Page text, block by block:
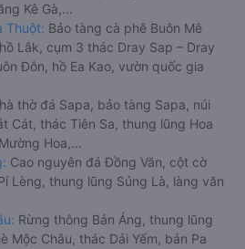
Kê Gà,...
Thuột: Bảo tàng cà phê Buôn Mê
Lắk, cụm 3 thác Dray Sap – Dray
Đôn, hồ Ea Kao, vườn quốc gia
thờ đá Sapa, bảo tàng Sapa, núi
Cát, thác Tiên Sa, thung lũng Hoa
Hoa,...
Cao nguyên đá Đồng Văn, cột cờ
Lèng, thung lũng Sủng Là, làng văn
Rừng thông Bản Áng, thung lũng
Mộc Châu, thác Dải Yếm, bản Pa